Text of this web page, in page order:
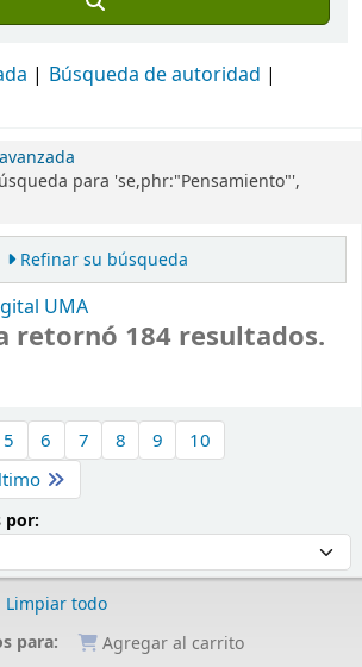
Búsqueda de autoridad
para 'se,phr:"Pensamiento"',
Refinar su búsqueda
UMA
retornó 184 resultados.
5 6 7 8 9
10
por:
Limpiar todo
para:
Agregar al carrito